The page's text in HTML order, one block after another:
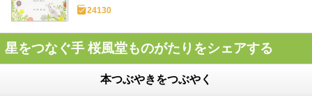
24130
星をつなぐ手 桜風堂ものがたりをシェアする
本つぶやきをつぶやく